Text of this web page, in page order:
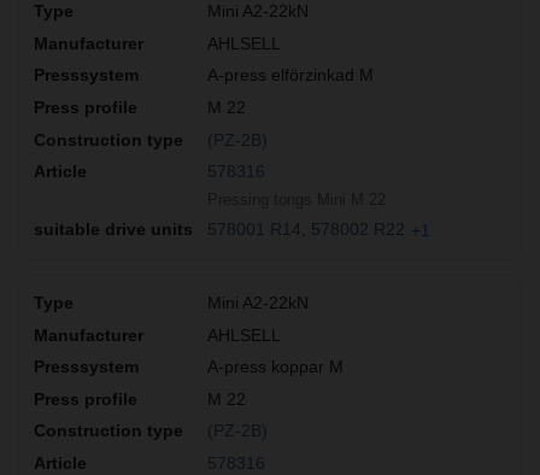
Mini A2-22kN
AHLSELL
A-press elförzinkad M
M 22
(PZ-2B)
578316
578001 R14 578002 R22 +1
Mini A2-22kN
AHLSELL
A-press koppar M
M 22
(PZ-2B)
578316